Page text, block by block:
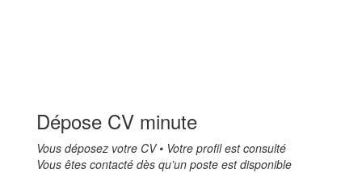
Dépose CV minute
Vous déposez votre CV • Votre profil est consulté
Vous êtes contacté dès qu’un poste est disponible